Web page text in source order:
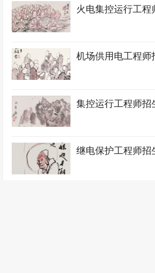
火电集控运行工程
机场供用电工程师
集控运行工程师招
继电保护工程师招